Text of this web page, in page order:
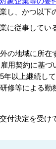
し、 かつ以下
に従事して
の地域に所在
用契約に基づ
以上継続し
修等による勤
付決定を受け